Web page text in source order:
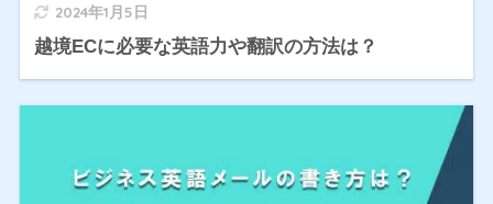
2024年1月5日
越境ECに必要な英語力や翻訳の方法は？